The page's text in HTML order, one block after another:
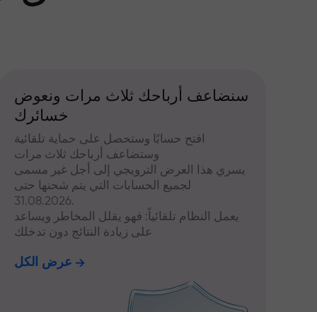
سنضاعف أرباحك ثلاث مرات ونعوض
خسائرك
افتح حسابًا وستحصل على حماية تلقائية
وستضاعف أرباحك ثلاث مرات
يسري هذا العرض الترويجي إلى أجل غير مسمى
لجميع الحسابات التي يتم شحنها حتى
31.08.2026.
يعمل النظام تلقائياً: فهو يقلل المخاطر ويساعد
على زيادة النتائج دون تدخلك
عرض الكل